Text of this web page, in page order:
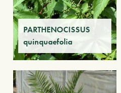
PARTHENOCISSUS
quinquaefolia